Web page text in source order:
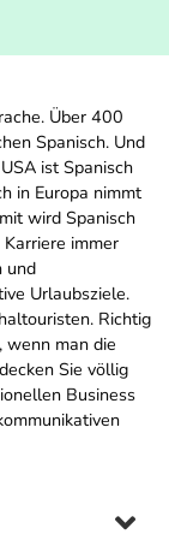
Über 400
Spanisch. Und
ist Spanisch
in Europa nimmt
wird Spanisch
immer
und
Urlaubsziele.
Richtig
wenn man die
Sie völlig
Business